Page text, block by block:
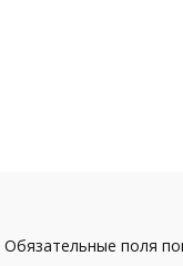
Обязательные поля